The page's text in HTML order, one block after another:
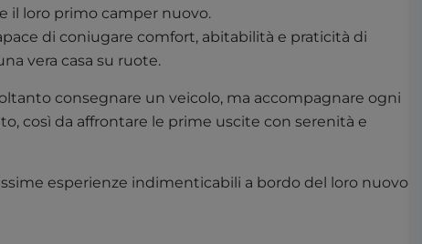
il loro primo camper nuovo.
di coniugare comfort, abitabilità e praticità di
vera casa su ruote.
consegnare un veicolo, ma accompagnare ogni
così da affrontare le prime uscite con serenità e
esperienze indimenticabili a bordo del loro nuovo